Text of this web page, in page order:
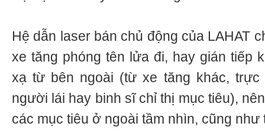
Hệ dẫn laser bán chủ động của LAHAT
xe tăng phóng tên lửa đi, hay gián tiếp
xạ từ bên ngoài (từ xe tăng khác, trực
người lái hay binh sĩ chỉ thị mục tiêu),
các mục tiêu ở ngoài tầm nhìn, cũng